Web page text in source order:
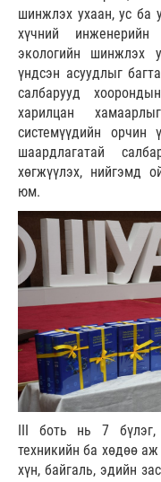
шинжлэх ухаан, ус ба
хүчний
экологийн шинжлэх
үндсэн асуудлыг
салбарууд
харилцан
системүүдийн орчин
шаардлагатай
хөгжүүлэх, нийгэмд
юм.
III боть нь 7 бүлэг,
техникийн ба хөдөө
хүн, байгаль, эдийн